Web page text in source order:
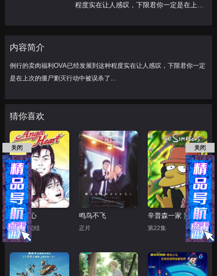
程度实在让人感叹，下限君你一定是在上次
内容简介
例行的卖肉福利OVA已经发展到这种程度实在让人感叹，下限君你一定
是在上次的僵尸剿灭行动中被误杀了...
猜你喜欢
天使之心
第50集完结
鸣鸟不飞
正片
辛普森一家 第十五季
第22集
关闭 关闭